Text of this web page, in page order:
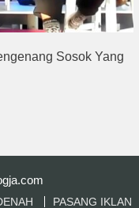
Sosok Yang
PASANG IKLAN